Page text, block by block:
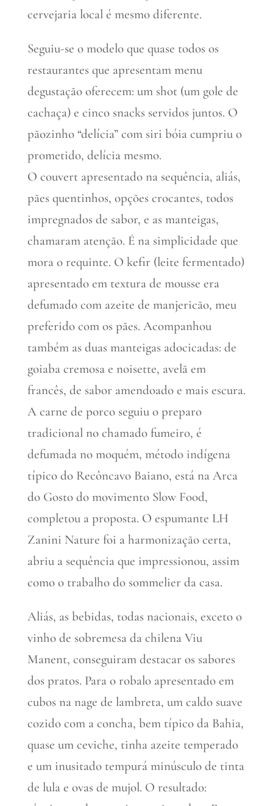
cervejaria local é mesmo diferente.
Seguiu-se o modelo que quase todos os
restaurantes que apresentam menu
degustação oferecem: um shot (um gole de
cachaça) e cinco snacks servidos juntos. O
pãozinho “delícia” com siri bóia cumpriu o
prometido, delícia mesmo.
O couvert apresentado na sequência, aliás,
pães quentinhos, opções crocantes, todos
impregnados de sabor, e as manteigas,
chamaram atenção. É na simplicidade que
mora o requinte. O kefir (leite fermentado)
apresentado em textura de mousse era
defumado com azeite de manjericão, meu
preferido com os pães. Acompanhou
também as duas manteigas adocicadas: de
goiaba cremosa e noisette, avelã em
francês, de sabor amendoado e mais escura.
A carne de porco seguiu o preparo
tradicional no chamado fumeiro, é
defumada no moquém, método indígena
típico do Recôncavo Baiano, está na Arca
do Gosto do movimento Slow Food,
completou a proposta. O espumante LH
Zanini Nature foi a harmonização certa,
abriu a sequência que impressionou, assim
como o trabalho do sommelier da casa.
Aliás, as bebidas, todas nacionais, exceto o
vinho de sobremesa da chilena Viu
Manent, conseguiram destacar os sabores
dos pratos. Para o robalo apresentado em
cubos na nage de lambreta, um caldo suave
cozido com a concha, bem típico da Bahia,
quase um ceviche, tinha azeite temperado
e um inusitado tempurá minúsculo de tinta
de lula e ovas de mujol. O resultado: